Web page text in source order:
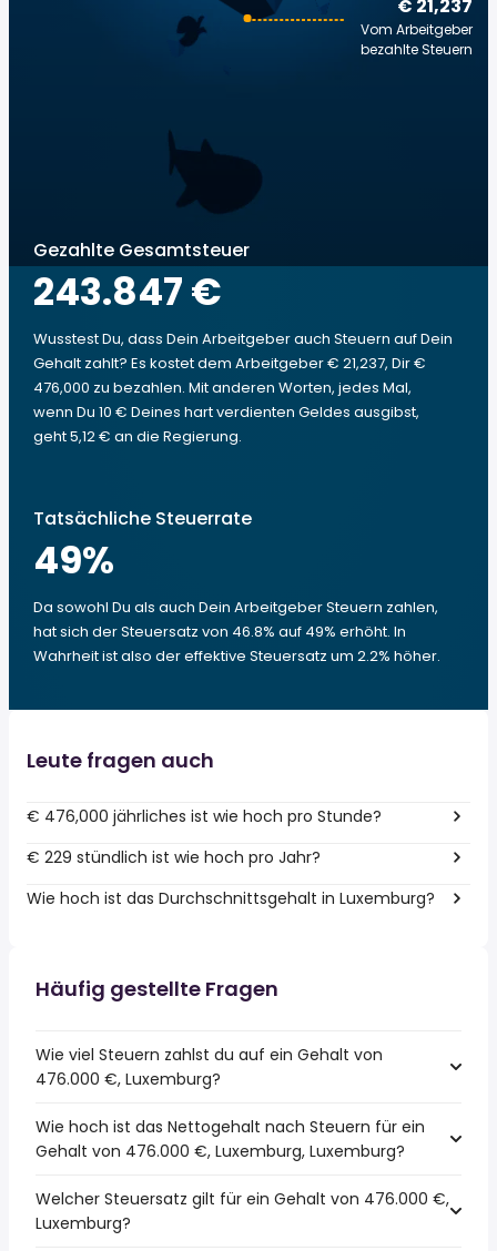
€ 21,237
Vom Arbeitgeber
bezahlte Steuern
Gezahlte Gesamtsteuer
243.847 €
Wusstest Du, dass Dein Arbeitgeber auch Steuern auf Dein
Gehalt zahlt? Es kostet dem Arbeitgeber € 21,237, Dir €
476,000 zu bezahlen. Mit anderen Worten, jedes Mal,
wenn Du 10 € Deines hart verdienten Geldes ausgibst,
geht 5,12 € an die Regierung.
Tatsächliche Steuerrate
49%
Da sowohl Du als auch Dein Arbeitgeber Steuern zahlen,
hat sich der Steuersatz von 46.8% auf 49% erhöht. In
Wahrheit ist also der effektive Steuersatz um 2.2% höher.
Leute fragen auch
€ 476,000 jährliches ist wie hoch pro Stunde?
€ 229 stündlich ist wie hoch pro Jahr?
Wie hoch ist das Durchschnittsgehalt in Luxemburg?
Häufig gestellte Fragen
Wie viel Steuern zahlst du auf ein Gehalt von
476.000 €, Luxemburg?
Wie hoch ist das Nettogehalt nach Steuern für ein
Gehalt von 476.000 €, Luxemburg, Luxemburg?
Welcher Steuersatz gilt für ein Gehalt von 476.000 €,
Luxemburg?